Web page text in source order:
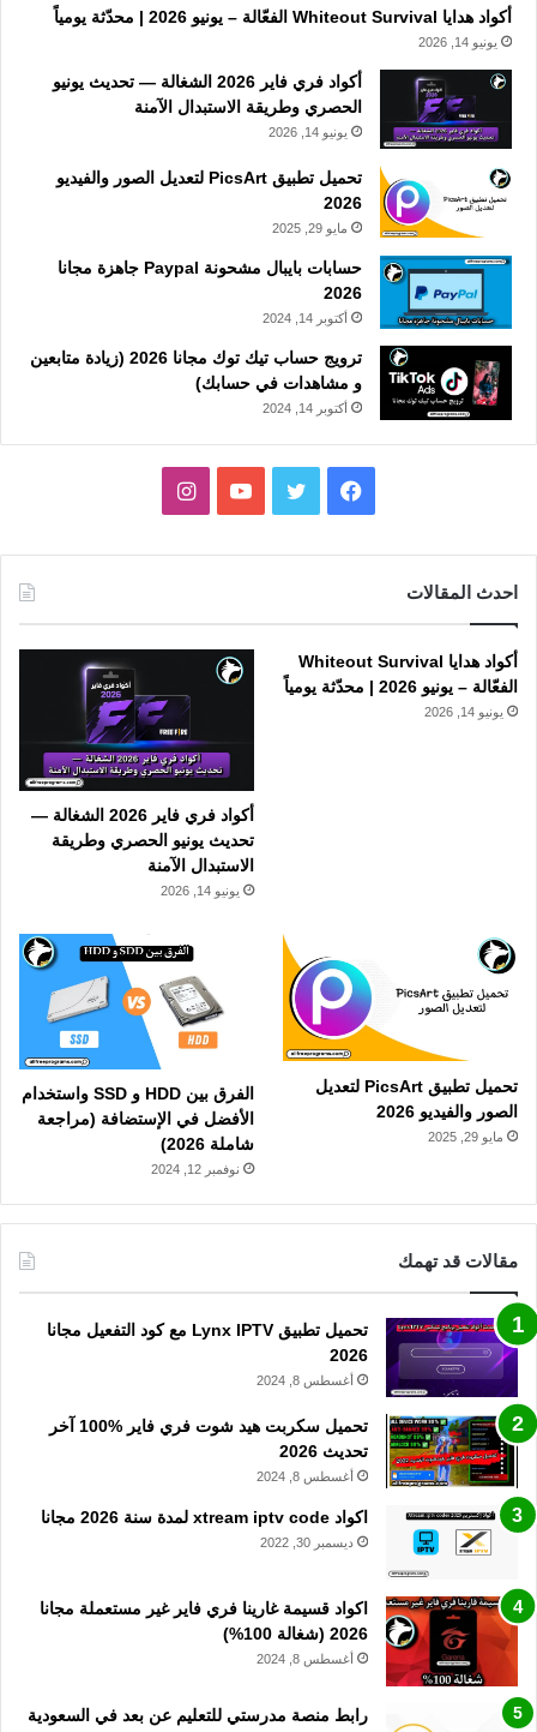
أكواد هدايا Whiteout Survival الفعّالة – يونيو 2026 | محدّثة يومياً
يونيو 14, 2026
أكواد فري فاير 2026 الشغالة — تحديث يونيو
الحصري وطريقة الاستبدال الآمنة
يونيو 14, 2026
تحميل تطبيق PicsArt لتعديل الصور والفيديو
2026
مايو 29, 2025
حسابات بايبال مشحونة Paypal جاهزة مجانا
2026
أكتوبر 14, 2024
ترويج حساب تيك توك مجانا 2026 (زيادة متابعين
و مشاهدات في حسابك)
أكتوبر 14, 2024
فيسبوك تويتر يوتيوبانستقرام
احدث المقالات
أكواد هدايا Whiteout Survival
الفعّالة – يونيو 2026 | محدّثة يومياً
يونيو 14, 2026
أكواد فري فاير 2026 الشغالة —
تحديث يونيو الحصري وطريقة
الاستبدال الآمنة
يونيو 14, 2026
تحميل تطبيق PicsArt لتعديل
الصور والفيديو 2026
مايو 29, 2025
الفرق بين HDD و SSD واستخدام
الأفضل في الإستضافة (مراجعة
شاملة 2026)
نوفمبر 12, 2024
مقالات قد تهمك
تحميل تطبيق Lynx IPTV مع كود التفعيل مجانا
2026
أغسطس 8, 2024
تحميل سكربت هيد شوت فري فاير %100 آخر
تحديث 2026
أغسطس 8, 2024
اكواد xtream iptv code لمدة سنة 2026 مجانا
ديسمبر 30, 2022
اكواد قسيمة غارينا فري فاير غير مستعملة مجانا
2026 (شغالة 100%)
أغسطس 8, 2024
رابط منصة مدرستي للتعليم عن بعد في السعودية